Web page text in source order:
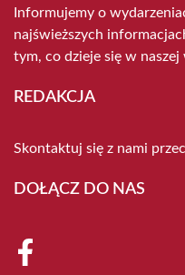
Informujemy o
najświeższych
tym, co dzieje się w naszej
REDAKCJA
Skontaktuj się z nami
DOŁĄCZ DO NAS